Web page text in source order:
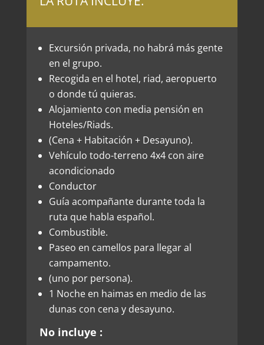
Excursión privada, no habrá más gente
en el grupo.
Recogida en el hotel, riad, aeropuerto
o donde tú quieras.
Alojamiento con media pensión en
Hoteles/Riads.
(Cena + Habitación + Desayuno).
Vehículo todo-terreno 4x4 con aire
acondicionado
Conductor
Guía acompañante durante toda la
ruta que habla español.
Combustible.
Paseo en camellos para llegar al
campamento.
(uno por persona).
1 Noche en haimas en medio de las
dunas con cena y desayuno.
No incluye :